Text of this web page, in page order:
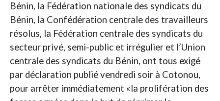
Bénin, la Fédération nationale des syndicats du
Bénin, la Confédération centrale des travailleurs
résolus, la Fédération centrale des syndicats du
secteur privé, semi-public et irrégulier et l’Union
centrale des syndicats du Bénin, ont tous exigé
par déclaration publié vendredi soir à Cotonou,
pour arrêter immédiatement «la prolifération des